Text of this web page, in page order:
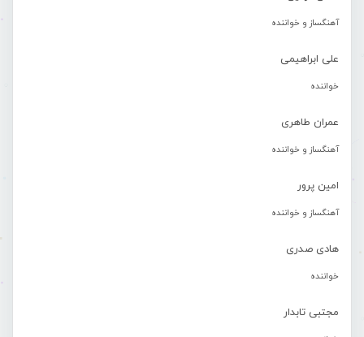
آهنگساز و خواننده
علی ابراهیمی
خواننده
عمران طاهری
آهنگساز و خواننده
امین پرور
آهنگساز و خواننده
هادی صدری
خواننده
مجتبی تابدار